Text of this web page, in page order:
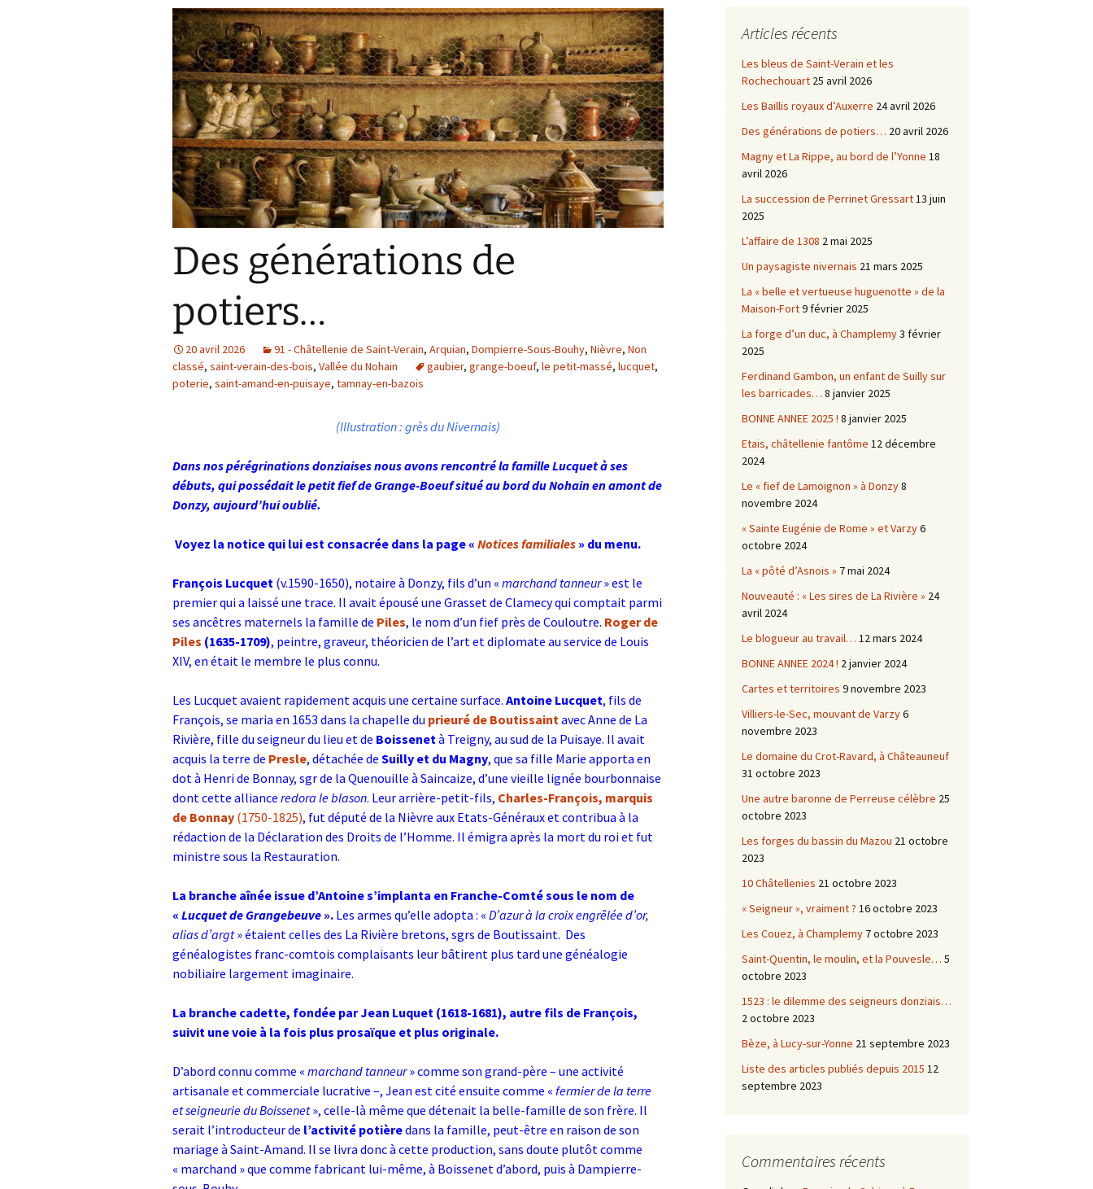
Baronnie de Saint-Verain
Comté d’Auxerre
Comté de Gien
Seigneurie de Courtenay
Comté de Sancerre
Châtellenie d’Etais
Châtellenies de Corvol et
Billy
Châtellenie de Chatel-
Bargis
Châtellenie de Saint-
Verain
Seigneuries voisines du
Donziais
Des générations de
potiers…
20 avril 2026 91 - Châtellenie de Saint-Verain, Arquian, Dompierre-Sous-Bouhy, Nièvre, Non
classé, saint-verain-des-bois, Vallée du Nohain gaubier, grange-boeuf, le petit-massé, lucquet,
poterie, saint-amand-en-puisaye, tamnay-en-bazois
(Illustration : grès du Nivernais)
Dans nos pérégrinations donziaises nous avons rencontré la famille Lucquet à ses
débuts, qui possédait le petit fief de Grange-Boeuf situé au bord du Nohain en amont de
Donzy, aujourd’hui oublié.
Voyez la notice qui lui est consacrée dans la page « Notices familiales » du menu.
François Lucquet (v.1590-1650), notaire à Donzy, fils d’un « marchand tanneur» est le
premier qui a laissé une trace. Il avait épousé une Grasset de Clamecy qui comptait parmi
ses ancêtres maternels la famille de Piles, le nom d’un fief près de Couloutre. Roger de
Piles (1635-1709), peintre, graveur, théoricien de l’art et diplomate au service de Louis
XIV, en était le membre le plus connu.
Les Lucquet avaient rapidement acquis une certaine surface. Antoine Lucquet, fils de
François, se maria en 1653 dans la chapelle du prieuré de Boutissaintavec Anne de La
Rivière, fille du seigneur du lieu et de Boissenetà Treigny, au sud de la Puisaye. Il avait
acquis la terre de Presle, détachée de Suilly et du Magny, que sa fille Marie apporta en
dot à Henri de Bonnay, sgr de la Quenouille à Saincaize, d’une vieille lignée bourbonnaise
dont cette alliance redora le blason. Leur arrière-petit-fils, Charles-François, marquis
de Bonnay (1750-1825), fut député de la Nièvre aux Etats-Généraux et contribua à la
rédaction de la Déclaration des Droits de l’Homme. Il émigra après la mort du roi et fut
ministre sous la Restauration.
La branche aînée issue d’Antoine s’implanta en Franche-Comté sous le nom de
« Lucquet de Grangebeuve ». Les armes qu’elle adopta : « D’azur à la croix engrêlée d’or,
alias d’argt» étaient celles des La Rivière bretons, sgrs de Boutissaint. Des
généalogistes franc-comtois complaisants leur bâtirent plus tard une généalogie
nobiliaire largement imaginaire.
La branche cadette, fondée par Jean Luquet (1618-1681), autre fils de François,
suivit une voie à la fois plus prosaïque et plus originale.
D’abord connu comme « marchand tanneur» comme son grand-père – une activité
artisanale et commerciale lucrative –, Jean est cité ensuite comme « fermier de la terre
et seigneurie du Boissenet», celle-là même que détenait la belle-famille de son frère. Il
serait l’introducteur de l’activité potièredans la famille, peut-être en raison de son
mariage à Saint-Amand. Il se livra donc à cette production, sans doute plutôt comme
« marchand » que comme fabricant lui-même, à Boissenet d’abord, puis à Dampierre-
Articles récents
Les bleus de Saint-Verain et les
Rochechouart 25 avril 2026
Les Baillis royaux d’Auxerre 24 avril 2026
Des générations de potiers… 20 avril 2026
Magny et La Rippe, au bord de l’Yonne 18
avril 2026
La succession de Perrinet Gressart13 juin
2025
L’affaire de 1308 2 mai 2025
Un paysagiste nivernais 21 mars 2025
La « belle et vertueuse huguenotte » de la
Maison-Fort9 février 2025
La forge d’un duc, à Champlemy3 février
2025
Ferdinand Gambon, un enfant de Suilly sur
les barricades… 8 janvier 2025
BONNE ANNEE 2025 ! 8 janvier 2025
Etais, châtellenie fantôme 12 décembre
2024
Le « fief de Lamoignon » à Donzy8
novembre 2024
« Sainte Eugénie de Rome » et Varzy6
octobre 2024
La « pôté d’Asnois » 7 mai 2024
Nouveauté : « Les sires de La Rivière » 24
avril 2024
Le blogueur au travail… 12 mars 2024
BONNE ANNEE 2024 ! 2 janvier 2024
Cartes et territoires 9 novembre 2023
Villiers-le-Sec, mouvant de Varzy6
novembre 2023
Le domaine du Crot-Ravard, à Châteauneuf
31 octobre 2023
Une autre baronne de Perreuse célèbre 25
octobre 2023
Les forges du bassin du Mazou 21 octobre
2023
10 Châtellenies 21 octobre 2023
« Seigneur », vraiment ? 16 octobre 2023
Les Couez, à Champlemy 7 octobre 2023
Saint-Quentin, le moulin, et la Pouvesle… 5
octobre 2023
1523 : le dilemme des seigneurs donziais…
2 octobre 2023
Bèze, à Lucy-sur-Yonne 21 septembre 2023
Liste des articles publiés depuis 2015 12
septembre 2023
Commentaires récents